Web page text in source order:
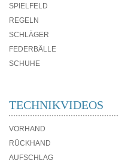
SPIELFELD
REGELN
SCHLÄGER
FEDERBÄLLE
SCHUHE
TECHNIKVIDEOS
VORHAND
RÜCKHAND
AUFSCHLAG